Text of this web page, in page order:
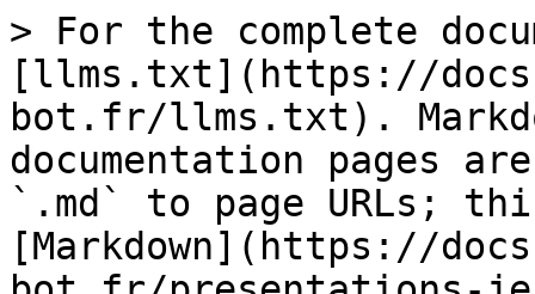
> For the complete
[llms.txt](https://
bot.fr/llms.txt).
documentation pages
`.md` to page URLs;
[Markdown](https://